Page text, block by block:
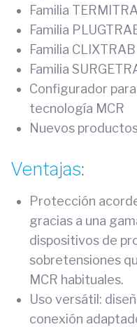
Familia
Familia
Familia CLIXTRAB
Familia
Configurador
tecnología MCR
Nuevos
Ventajas:
Protección
gracias a una
dispositivos de
sobretensiones
MCR habituales.
Uso versátil:
conexión